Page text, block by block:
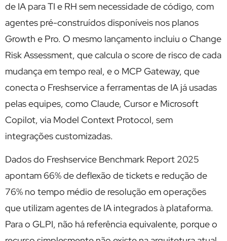
de IA para TI e RH sem necessidade de código, com
agentes pré-construídos disponíveis nos planos
Growth e Pro. O mesmo lançamento incluiu o Change
Risk Assessment, que calcula o score de risco de cada
mudança em tempo real, e o MCP Gateway, que
conecta o Freshservice a ferramentas de IA já usadas
pelas equipes, como Claude, Cursor e Microsoft
Copilot, via Model Context Protocol, sem
integrações customizadas.
Dados do Freshservice Benchmark Report 2025
apontam 66% de deflexão de tickets e redução de
76% no tempo médio de resolução em operações
que utilizam agentes de IA integrados à plataforma.
Para o GLPI, não há referência equivalente, porque o